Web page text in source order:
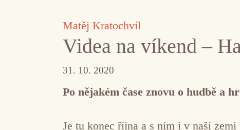
Matěj Kratochvíl
Videa na víkend –
31. 10. 2020
Po nějakém čase znovu o hudbě a
Je tu konec října a s ním i v naší